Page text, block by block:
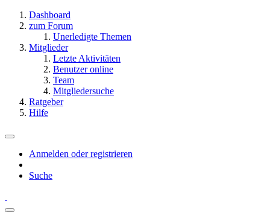
Dashboard
zum Forum
Unerledigte Themen
Mitglieder
Letzte Aktivitäten
Benutzer online
Team
Mitgliedersuche
Ratgeber
Hilfe
Anmelden oder registrieren
Suche